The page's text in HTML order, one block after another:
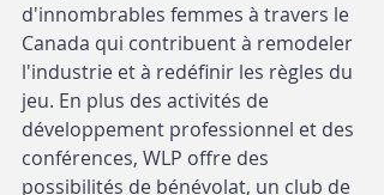
d'innombrables femmes à travers le
Canada qui contribuent à remodeler
l'industrie et à redéfinir les règles du
jeu. En plus des activités de
développement professionnel et des
conférences, WLP offre des
possibilités de bénévolat, un club de